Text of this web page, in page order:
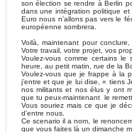
son élection se rendre à Berlin
dans une intégration politique
Euro nous n’allons pas vers le
européenne sombrera.
Voilà, maintenant pour
Votre travail, votre projet, vos
Voulez-vous comme certains
heure, au petit matin, rue de la
Voulez-vous que je frappe à la
j’entre et que je lui dise, « tiens
nos militants et nos élus y ont
que tu peux-maintenant le
Vous souriez mais ce que je
d’entre nous.
Ce scenario il a nom, le
que vous faites là un dimanche